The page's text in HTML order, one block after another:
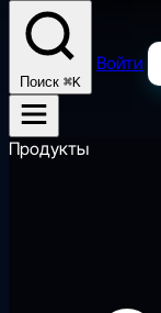
Поиск ⌘K
Войти
Продукты